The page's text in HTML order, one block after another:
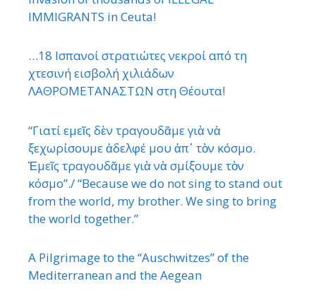
IMMIGRANTS in Ceuta!
…18 Ισπανοί στρατιώτες νεκροί από τη
χτεσινή εισβολή χιλιάδων
ΛΑΘΡΟΜΕΤΑΝΑΣΤΩΝ στη Θέουτα!
“Γιατί εμεῖς δὲν τραγουδᾶμε γιὰ νὰ
ξεχωρίσουμε ἀδελφέ μου ἀπ᾿ τὸν κόσμο.
Ἐμεῖς τραγουδᾶμε γιὰ νὰ σμίξουμε τὸν
κόσμο”./ “Because we do not sing to stand out
from the world, my brother. We sing to bring
the world together.”
A Pilgrimage to the “Auschwitzes” of the
Mediterranean and the Aegean